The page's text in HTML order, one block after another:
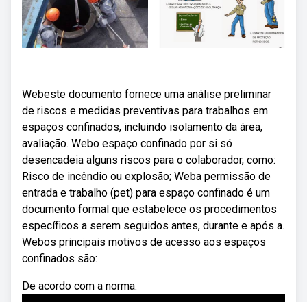
Webeste documento fornece uma análise preliminar
de riscos e medidas preventivas para trabalhos em
espaços confinados, incluindo isolamento da área,
avaliação. Webo espaço confinado por si só
desencadeia alguns riscos para o colaborador, como:
Risco de incêndio ou explosão; Weba permissão de
entrada e trabalho (pet) para espaço confinado é um
documento formal que estabelece os procedimentos
específicos a serem seguidos antes, durante e após a.
Webos principais motivos de acesso aos espaços
confinados são:
De acordo com a norma.